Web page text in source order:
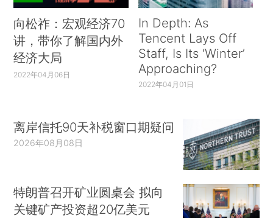
向松祚：宏观经济70
讲，带你了解国内外
经济大局
2022年04月06日
In Depth: As
Tencent Lays Off
Staff, Is Its ‘Winter’
Approaching?
2022年04月01日
离岸信托90天补税窗口期疑问
2026年08月08日
特朗普召开矿业圆桌会 拟向
关键矿产投资超20亿美元